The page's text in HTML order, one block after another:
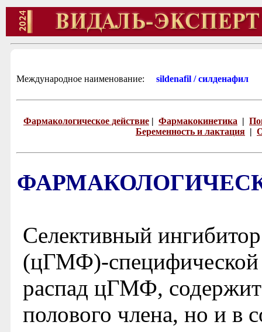
Международное наименование: sildenafil / силденафил
Фармакологическое действие | Фармакокинетика |
Беременность и лактация |
Селективный
(цГМФ)-
распад цГМФ,
полового члена, но и в